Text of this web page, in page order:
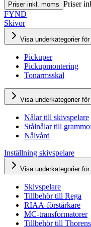
Priser inkl. moms Priser
FYND
Skivor
Visa underkategorier
Pickuper
Pickupmontering
Tonarmsskal
Visa underkategorier
Nålar till skivspelare
Stålnålar till
Nålvård
Inställning skivspelare
Visa underkategorier
Skivspelare
Tillbehör till Rega
RIAA-förstärkare
MC-transformatorer
Tillbehör till Thorens